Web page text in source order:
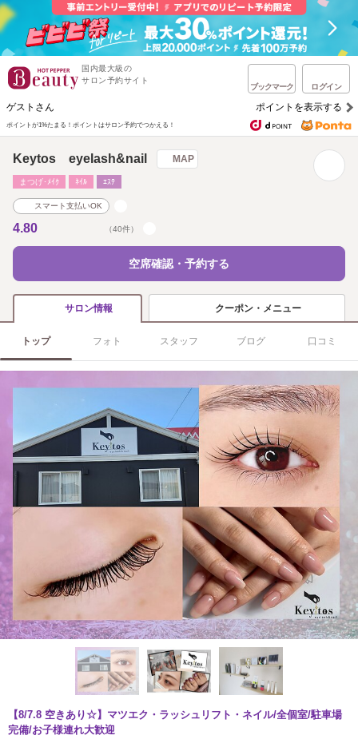
国内最大級の
サロン予約サイト
ブックマーク ログイン
ゲストさん ポイントを表示する
ポイントが1%たまる！ ポイントはサロン予約でつかえる！
Keytos eyelash&nail MAP
まつげ･ﾒｲｸ ﾈｲﾙ ｴｽﾃ
スマート支払いOK
4.80 （40件）
空席確認・予約する
サロン情報 クーポン・メニュー
トップ フォト スタッフ ブログ 口コミ
【8/7.8 空きあり☆】マツエク・ラッシュリフト・ネイル/全個室/駐車場
完備/お子様連れ大歓迎